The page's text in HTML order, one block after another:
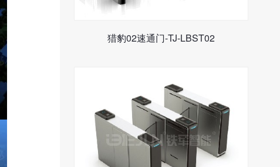
猎豹02速通门-TJ-LBST02